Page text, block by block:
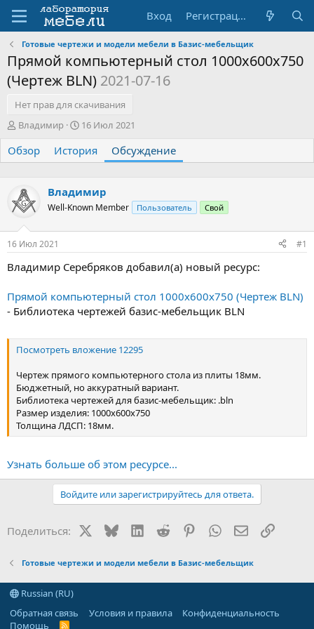
Вход Регистрация
Готовые чертежи и модели мебели в Базис-мебельщик
Прямой компьютерный стол 1000х600х750
(Чертеж BLN) 2021-07-16
Нет прав для скачивания
А
т
о
т
е
м
ы
Владимир
Д
т
а
а
а
16 Июл 2021
Обзор История Обсуждение
Владимир
Well-Known Member Пользователь Свой
16 Июл 2021 #1
Владимир Серебряков добавил(а) новый ресурс:
Прямой компьютерный стол 1000х600х750 (Чертеж BLN)
- Библиотека чертежей базис-мебельщик BLN
Посмотреть вложение 12295
Чертеж прямого компьютерного стола из плиты 18мм.
Бюджетный, но аккуратный вариант.
Библиотека чертежей для базис-мебельщик: .bln
Размер изделия: 1000х600х750
Толщина ЛДСП: 18мм.
Узнать больше об этом ресурсе...
Войдите или зарегистрируйтесь для ответа.
Поделиться: BlueskyLinkedIn
Reddit PinterestWhatsApp Ссылка
Готовые чертежи и модели мебели в Базис-мебельщик
Russian (RU)
Обратная связь
Условия и правила
Конфиденциальность
Помощь
R